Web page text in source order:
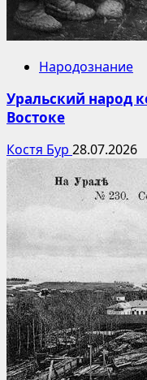
Народознание
Уральский народ
Востоке
Костя Бур 28.07.2026